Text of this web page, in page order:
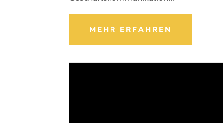
MEHR ERFAHREN